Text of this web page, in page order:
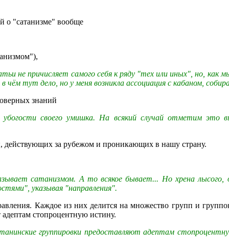
о "сатанизме" вообще
не причисляет самого себя к ряду "тех или иных", но, как
тут дело, но у меня возникла ассоциация с кабаном,
знаний
своего умишка. На всякий случай отметим
действующих за рубежом и проникающих в нашу страну.
сатанизмом. А то всякое бывает... Но хрена лысого,
указывая "направления".
Каждое из них делится на множество групп и
стопроцентную истину.
группировки предоставляют адептам